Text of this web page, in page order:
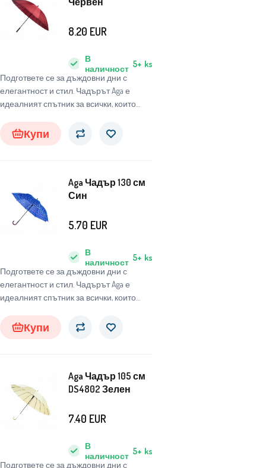
Подгответе се за дъждовни дни с
елегантност и стил. Чадърът Aga е
идеалният спътник за всички, които
да ги защити от неблагоприятните
атмосферни условия.
В
наличност 5+ ks
8.20 EUR
Купи
Aga Чадър 130 см
Син
Подгответе се за дъждовни дни с
елегантност и стил. Чадърът Aga е
идеалният спътник за всички, които
да ги защити от неблагоприятните
атмосферни условия.
В
наличност 5+ ks
5.70 EUR
Купи
Aga Чадър 105 см
DS4802 Зелен
Подгответе се за дъждовни дни с
В
наличност 5+ ks
7.40 EUR